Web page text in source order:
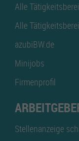
Alle
Alle
azubiBW.de
Minijobs
Firmenprofil
Stellenanzeige